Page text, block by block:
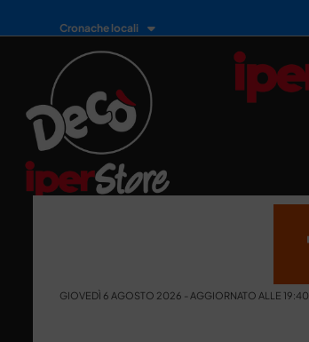
Cronache locali
GIOVEDÌ 6 AGOSTO 2026 - AGGIORNATO ALLE 19:40